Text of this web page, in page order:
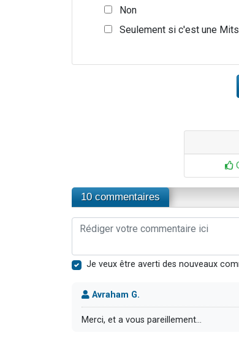
Non
Seulement si c'est une
10 commentaires
Je veux être averti des nouveaux
Avraham G.
Merci, et a vous pareillement...